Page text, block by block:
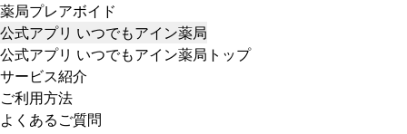
薬局プレアボイド
公式アプリ いつでもアイン薬局
公式アプリ いつでもアイン薬局トップ
サービス紹介
ご利用方法
よくあるご質問